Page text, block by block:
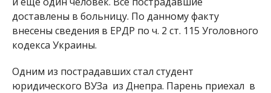
доставлены в больницу. По данному факту
внесены сведения в ЕРДР по ч. 2 ст. 115 Уголовного
кодекса Украины.
Одним из пострадавших стал студент
юридического ВУЗа из Днепра. Парень приехал в